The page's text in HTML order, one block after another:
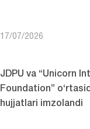
17/07/2026
JDPU va “Unicorn
Foundation”
hujjatlari imzolandi